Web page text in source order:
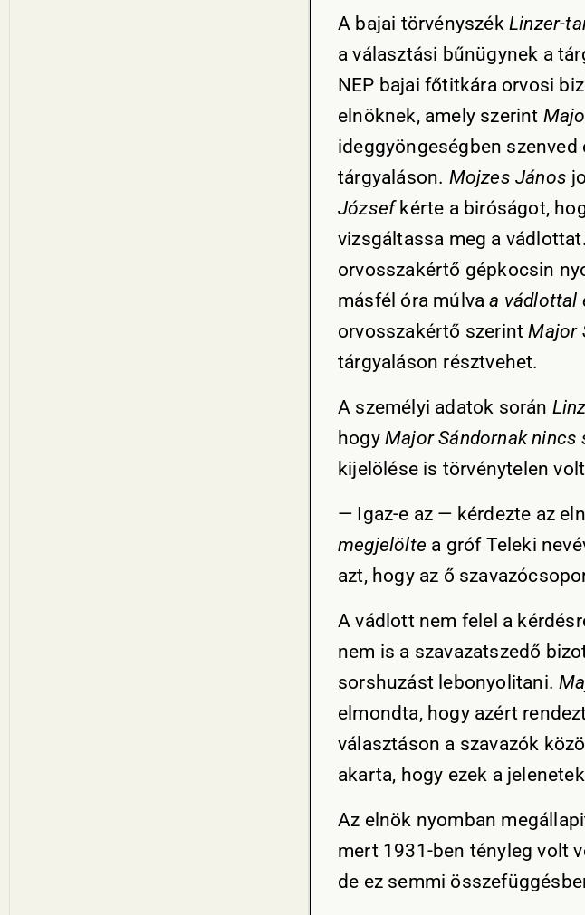
A bajai törvényszék Linzer-
a választási bűnügynek a
NEP bajai főtitkára orvosi
elnöknek, amely szerint
ideggyöngeségben
tárgyaláson. Mojzes János
Józsefkérte a biróságot,
vizsgáltassa meg a
orvosszakértő gépkocsin
másfél óra múlvaa vádlottal
orvosszakértő szerintMajor
tárgyaláson résztvehet.
A személyi adatok során
hogy Major Sándornak nincs
kijelölése is törvénytelen
— Igaz-e az — kérdezte az
megjelölte a gróf Teleki
azt, hogy az ő
A vádlott nem felel a
nem is a szavazatszedő
sorshuzást lebonyolitani.
elmondta, hogy azért
választáson a szavazók
akarta, hogy ezek a
Az elnök nyomban
mert 1931-ben tényleg volt
de ez semmi